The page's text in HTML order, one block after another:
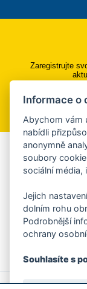
Zaregistrujte
Chcete
ankety,
© 2026 Magistrát
Informace o
Abychom vám
nabídli
anonymně
soubory
sociální média,
Jejich
dolním rohu
Podrobnější
ochrany
Souhlasíte s